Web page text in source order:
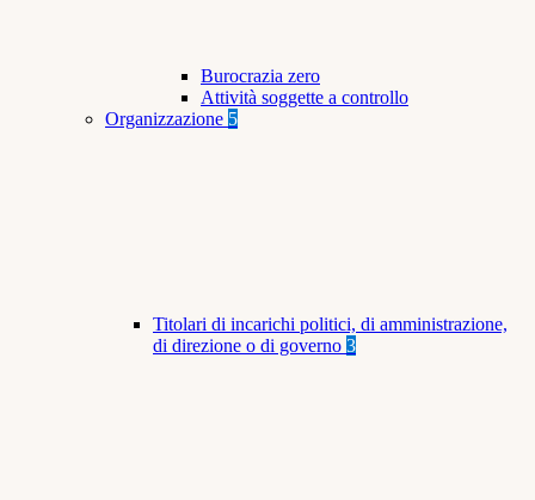
Burocrazia zero
Attività soggette a controllo
Organizzazione 5
Titolari di incarichi politici, di amministrazione,
di direzione o di governo 3